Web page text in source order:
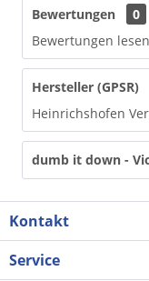
Bewertungen
0
Bewertungen
Hersteller (GPSR)
Heinrichshofen
dumb it down -
Kontakt
Service